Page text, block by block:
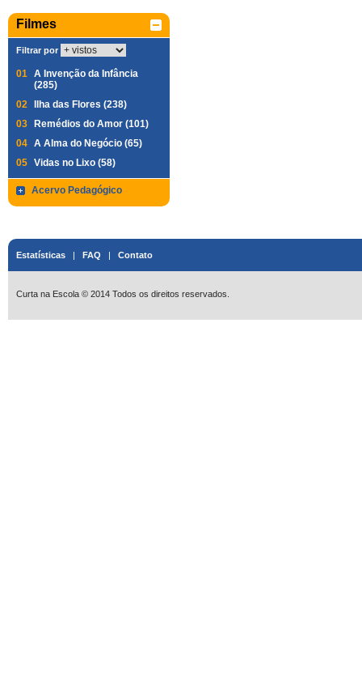
Filmes
Filtrar por
01 A Invenção da Infância
(285)
02
Ilha das Flores (238)
03
Remédios do Amor (101)
04 A Alma do Negócio (65)
05 Vidas no Lixo (58)
Acervo Pedagógico
Estatísticas | FAQ | Contato
Curta na Escola © 2014 Todos os direitos reservados.